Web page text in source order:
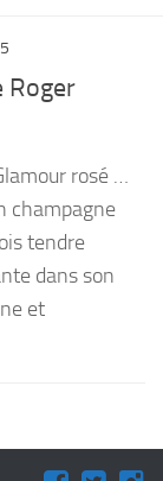
Roger
rosé …
champagne
tendre
dans son
et